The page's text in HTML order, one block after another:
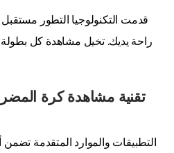
قدمت التكنولوجيا التطور
راحة يديك. تخيل مشاهدة كل
تقنية مشاهدة كرة
التطبيقات والموارد المتقدمة